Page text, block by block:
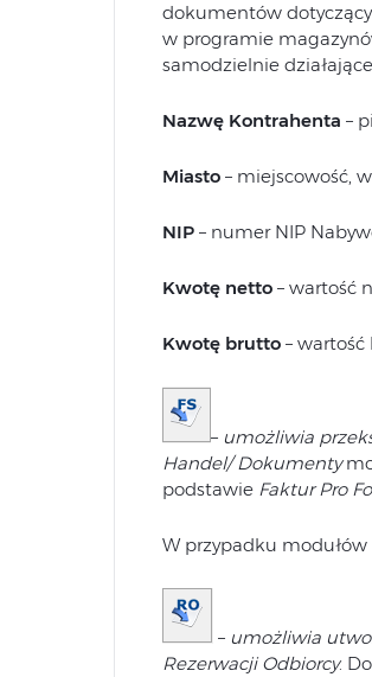
dokumentów
w programie
samodzielnie
Nazwę Kontrahenta –
Miasto– miejscowość,
NIP– numer NIP
Kwotę netto– wartość
Kwotę brutto– wartość
– umożliwia
Handel/ Dokumenty
podstawie Faktur Pro
W przypadku modułów
– umożliwia
Rezerwacji Odbiorcy.